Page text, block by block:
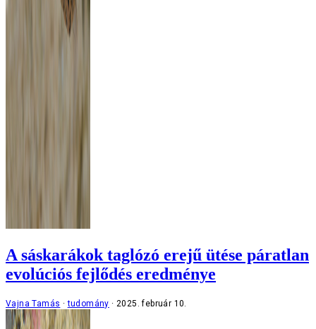
A sáskarákok taglózó erejű ütése páratlan
evolúciós fejlődés eredménye
Vajna Tamás tudomány 2025. február 10.